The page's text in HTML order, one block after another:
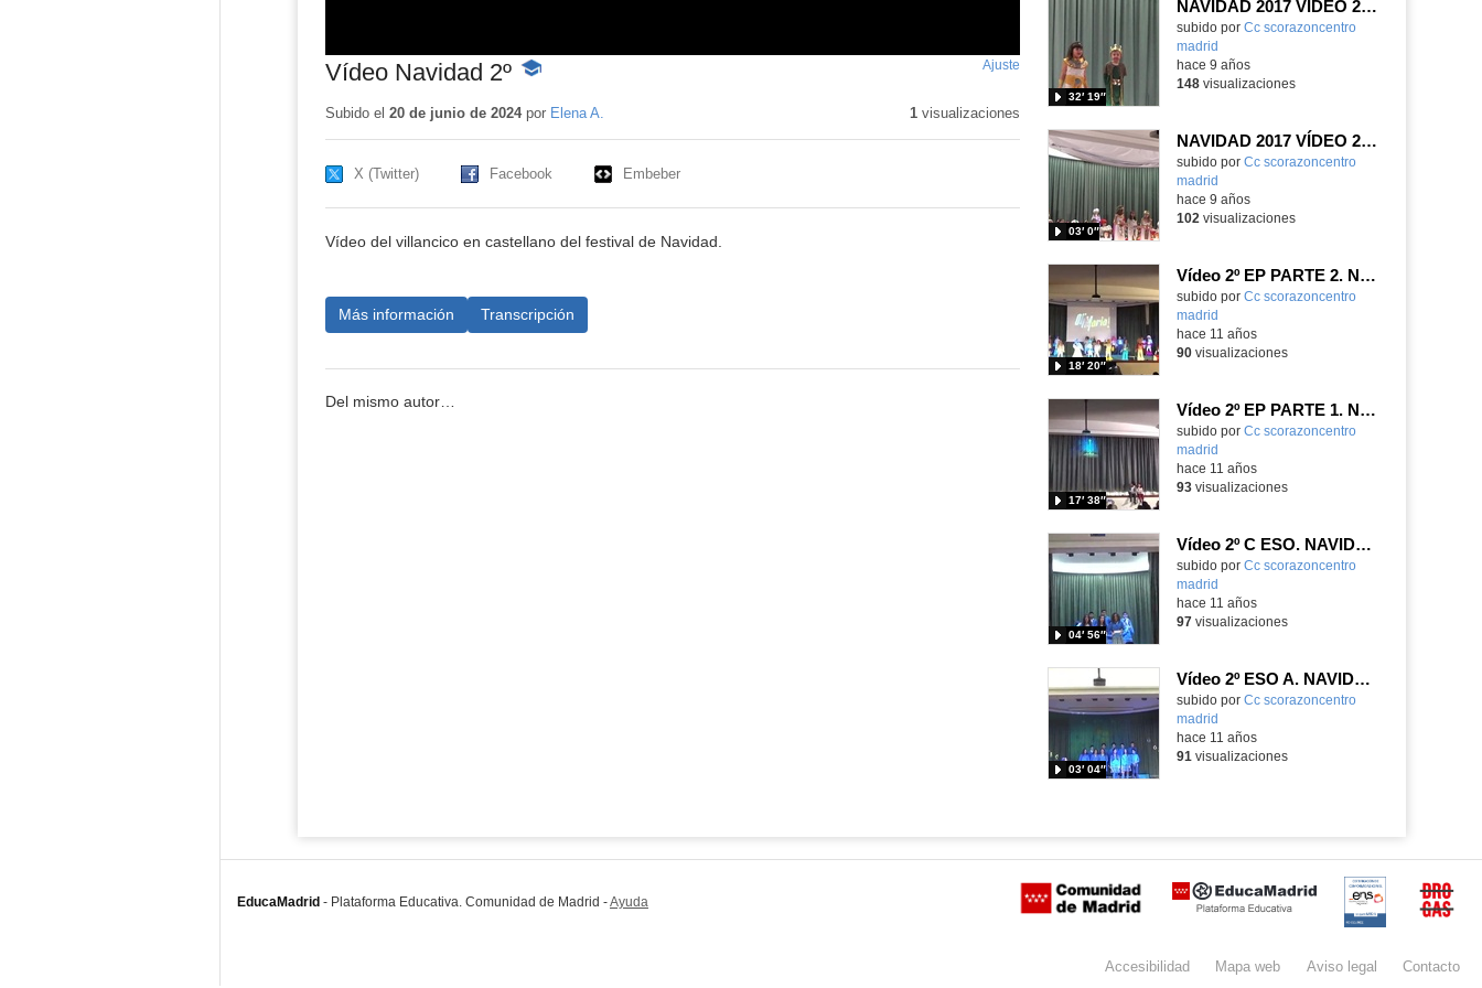
Vídeo Navidad 2º -
educativo
Ajuste
pantalla
Subido el 20 de junio de 2024por Elena A. 1visualizaciones
X (Twitter) Facebook Embeber
Vídeo del villancico en castellano del festival de Navidad.
Más información Transcripción
Del mismo autor…
NAVIDAD 2017 VÍDEO 2º EP_2
subido por Cc scorazoncentro
madrid
32′ 19″
hace 9 años
148visualizaciones
NAVIDAD 2017 VÍDEO 2º EP_1
subido por Cc scorazoncentro
madrid
03′ 0″
hace 9 años
102 visualizaciones
Vídeo 2º EP PARTE 2. NAVIDAD 2015-2016
subido por Cc scorazoncentro
madrid
18′ 20″
hace 11 años
90visualizaciones
Vídeo 2º EP PARTE 1. NAVIDAD 2015-2016
subido por Cc scorazoncentro
madrid
17′ 38″
hace 11 años
93visualizaciones
Vídeo 2º C ESO. NAVIDAD 2015-2016
subido por Cc scorazoncentro
madrid
04′ 56″
hace 11 años
97visualizaciones
Vídeo 2º ESO A. NAVIDAD 2015-2016
subido por Cc scorazoncentro
madrid
03′ 04″
hace 11 años
91 visualizaciones
EducaMadrid - Plataforma Educativa. Comunidad de Madrid -Ayuda Certificación Buzón
Accesibilidad Mapa web Avisolegal Contacto